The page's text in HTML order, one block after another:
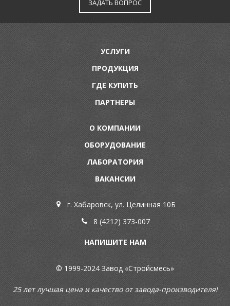
ЗАДАТЬ ВОПРОС
УСЛУГИ
ПРОДУКЦИЯ
ГДЕ КУПИТЬ
ПАРТНЕРЫ
О КОМПАНИИ
ОБОРУДОВАНИЕ
ЛАБОРАТОРИЯ
ВАКАНСИИ
г. Хабаровск, ул. Целинная 10Б
8 (4212) 373-007
НАПИШИТЕ НАМ
© 1999-2024 Завод «Стройсмесь»
25 лет лучшая цена и качество от завода-производителя!